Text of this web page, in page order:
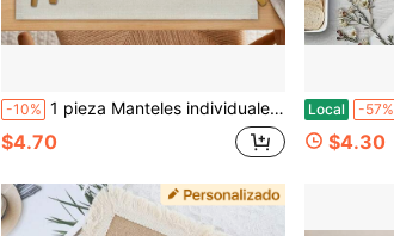
-10% 1 pieza Manteles individuales personalizados con tu imagen o texto - Manteles individuales de mesa de comedor personalizados y resistentes al calor para el hogar, restaurante, fiesta, Navidad. Transpirables, ligeros, lavables, divertidos, lindos, con amor, suaves, cómodos, elegantes, simples, personalizados, únicos, regalos ideales para él, regalos ideales para ella, él, ella, novio, novia, papá, mamá, familia, amigos, mascotas, hijo, hija, para aniversarios, para el Día de la Madre, para cumpleaños, para el Día de San Valentín, para graduación, para el Día del Padre, para el Día de los Niños, para bodas, para inauguración de la casa, sofá, cama, automóvil, salón de té, dormitorio, baño, sala de estar, comedor
$4.70
Local -57%
$4.30